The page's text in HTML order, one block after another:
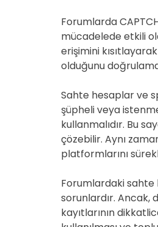
Forumlarda
mücadelede etkili
erişimini
olduğunu
Sahte hesaplar ve
şüpheli veya
kullanmalıdır. Bu
çözebilir. Aynı
platformlarını
Forumlardaki sahte
sorunlardır. Ancak,
kayıtlarının